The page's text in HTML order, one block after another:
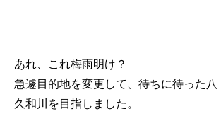
あれ、これ梅雨明け？
急遽目的地を変更して、待ちに待った八
久和川を目指しました。